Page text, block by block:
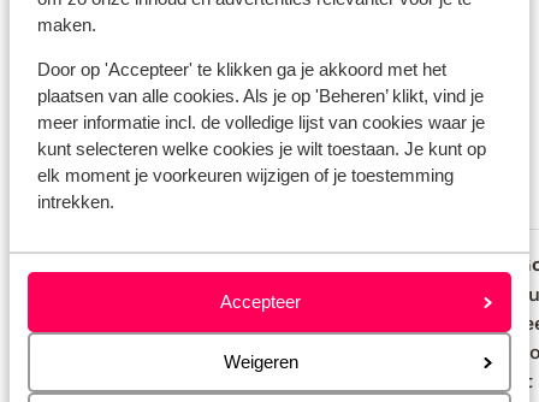
maken.
Door op 'Accepteer' te klikken ga je akkoord met het
plaatsen van alle cookies. Als je op 'Beheren’ klikt, vind je
meer informatie incl. de volledige lijst van cookies waar je
kunt selecteren welke cookies je wilt toestaan. Je kunt op
elk moment je voorkeuren wijzigen of je toestemming
intrekken.
Accepteer
Weigeren
Wat gasten vinden
Dit zijn 100% echte beoordelingen van reizigers die
jou voorgingen. Meer over beoordelingen
9.3 Fantastisch
46 ervaringen
Meest geboekt door met partner
Vriendelijke eigenaars, rustig gelegen
vlakbij. Niets is te veel voor Ricardo en
Vriendelijke eigenaars, rustig gelegen
vlakbij. Niets is te veel voor Ricardo en
met
met